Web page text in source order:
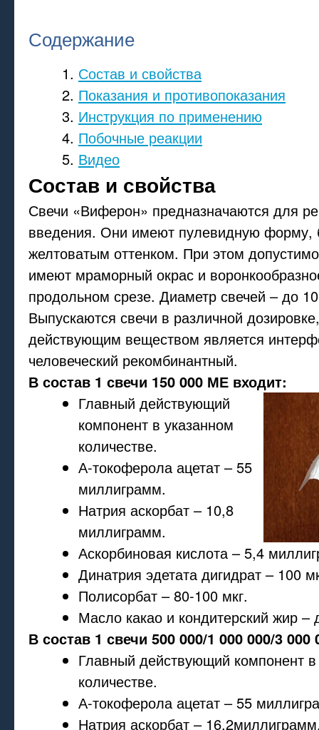
Содержание
Состав и свойства
Показания и противопоказания
Инструкция по применению
Побочные реакции
Видео
Состав и свойства
Свечи «Виферон» предназначаются для
введения. Они имеют пулевидную форму,
желтоватым оттенком. При этом
имеют мраморный окрас и
продольном срезе. Диаметр свечей – до
Выпускаются свечи в различной
действующим веществом является
человеческий рекомбинантный.
В состав 1 свечи 150 000 МЕ входит:
Главный действующий
компонент в указанном
количестве.
А-токоферола ацетат – 55
миллиграмм.
Натрия аскорбат – 10,8
миллиграмм.
Аскорбиновая кислота – 5,4
Динатрия эдетата дигидрат – 100
Полисорбат – 80-100 мкг.
Масло какао и кондитерский жир –
В состав 1 свечи 500 000/1 000 000/3
Главный действующий компонент
количестве.
А-токоферола ацетат – 55
Натрия аскорбат –